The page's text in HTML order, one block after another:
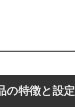
の特徴と設定